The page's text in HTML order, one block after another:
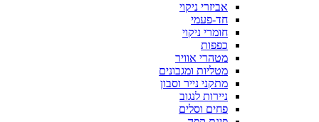
אביזרי ניקוי
חד-פעמי
חומרי ניקוי
כפפות
מטהרי אוויר
מטליות ומגבונים
מתקני נייר וסבון
ניירות לנגוב
פחים וסלים